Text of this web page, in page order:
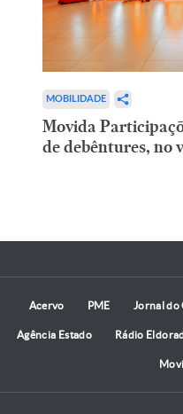
MOBILIDADE
Movida
de debêntures, no
Acervo PME Jornal do
Agência Estado Rádio